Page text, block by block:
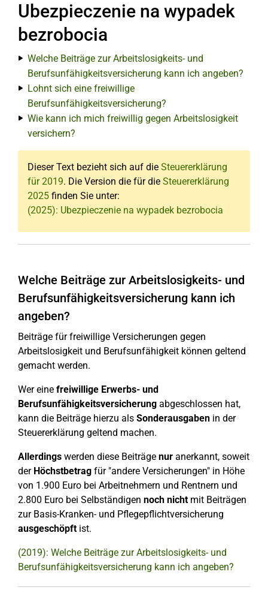
Ubezpieczenie na wypadek
bezrobocia
Welche Beiträge zur Arbeitslosigkeits- und
Berufsunfähigkeitsversicherung kann ich angeben?
Lohnt sich eine freiwillige
Berufsunfähigkeitsversicherung?
Wie kann ich mich freiwillig gegen Arbeitslosigkeit
versichern?
Dieser Text bezieht sich auf die Steuererklärung
für 2019. Die Version die für die Steuererklärung
2025 finden Sie unter:
(2025): Ubezpieczenie na wypadek bezrobocia
Welche Beiträge zur Arbeitslosigkeits- und
Berufsunfähigkeitsversicherung kann ich
angeben?
Beiträge für freiwillige Versicherungen gegen
Arbeitslosigkeit und Berufsunfähigkeit können geltend
gemacht werden.
Wer eine freiwillige Erwerbs- und
Berufsunfähigkeitsversicherung abgeschlossen hat,
kann die Beiträge hierzu als Sonderausgaben in der
Steuererklärung geltend machen.
Allerdings werden diese Beiträge nur anerkannt, soweit
der Höchstbetrag für "andere Versicherungen" in Höhe
von 1.900 Euro bei Arbeitnehmern und Rentnern und
2.800 Euro bei Selbständigen noch nichtmit Beiträgen
zur Basis-Kranken- und Pflegepflichtversicherung
ausgeschöpftist.
(2019): Welche Beiträge zur Arbeitslosigkeits- und
Berufsunfähigkeitsversicherung kann ich angeben?